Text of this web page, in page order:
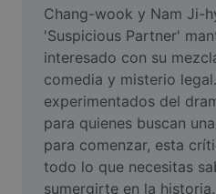
Vídeo
Remover plano de fundo
Aprimorar qualidade
Editor de Video
Chang-wook y Nam Ji-
'Suspicious Partner'
interesado con su
comedia y misterio
experimentados del
para quienes buscan
para comenzar, esta
todo lo que necesitas
sumergirte en la